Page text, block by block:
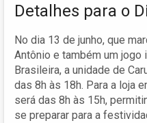
Detalhes para o
No dia 13 de junho, que
Antônio e também um jogo
Brasileira, a unidade de
das 8h às 18h. Para a loja
será das 8h às 15h,
se preparar para a